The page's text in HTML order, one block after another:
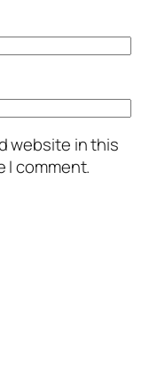
website in this
I comment.